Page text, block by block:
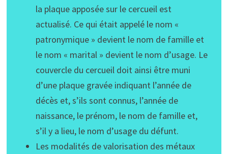
la plaque apposée sur le cercueil est
actualisé. Ce qui était appelé le nom «
patronymique » devient le nom de famille et
le nom « marital » devient le nom d’usage. Le
couvercle du cercueil doit ainsi être muni
d’une plaque gravée indiquant l’année de
décès et, s’ils sont connus, l’année de
naissance, le prénom, le nom de famille et,
s’il y a lieu, le nom d’usage du défunt.
Les modalités de valorisation des métaux